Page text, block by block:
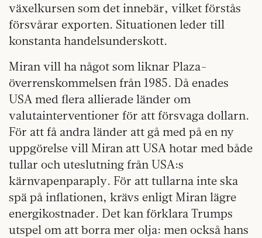
växelkursen som det innebär, vilket förstås
försvårar exporten. Situationen leder till
konstanta handelsunderskott.
Miran vill ha något som liknar Plaza-
överrenskommelsen från 1985. Då enades
USA med flera allierade länder om
valutainterventioner för att försvaga dollarn.
För att få andra länder att gå med på en ny
uppgörelse vill Miran att USA hotar med både
tullar och uteslutning från USA:s
kärnvapenparaply. För att tullarna inte ska
spä på inflationen, krävs enligt Miran lägre
energikostnader. Det kan förklara Trumps
utspel om att borra mer olja: men också hans